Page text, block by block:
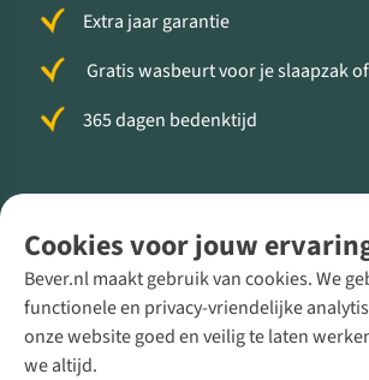
Cookies voor jouw
Bever.nl maakt gebruik van cookies. We
functionele en privacy-vriendelijke
onze website goed en veilig te laten
we altijd.
Extra jaar garantie
Gratis wasbeurt voor je slaapzak
365 dagen bedenktijd
Direct advies van een Buitenexpert